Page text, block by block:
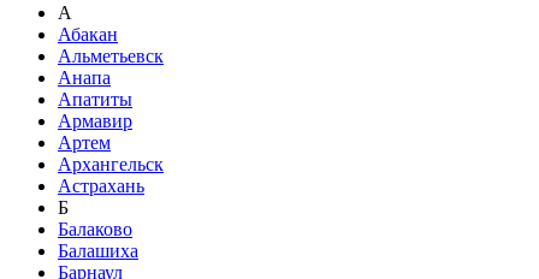
А
Абакан
Альметьевск
Анапа
Апатиты
Армавир
Артем
Архангельск
Астрахань
Б
Балаково
Балашиха
Барнаул